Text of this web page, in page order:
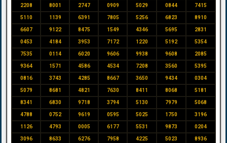
2208 8001 2747 0909 5029 0844 7415
5110 1139 6391 7805 5256 6823 8910
6607 9122 8475 1549 4346 5695 2831
0453 4184 3953 7172 1220 5192 5354
7535 0114 6020 9606 9938 9608 2085
9364 1571 4586 4534 7208 3560 5395
0816 3743 4285 8667 3650 9434 0304
5079 8681 4821 7630 8411 8068 5181
8341 6830 9718 3794 5130 7979 5068
4788 0752 9619 0595 5025 1750 3196
1126 4793 0005 6177 5531 9873 0204
3096 8633 6276 7958 4225 5023 8936